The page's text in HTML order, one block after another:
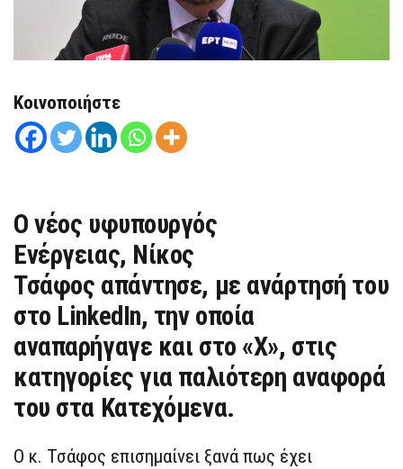
Κοινοποιήστε
Ο νέος υφυπουργός
Ενέργειας, Νίκος
Τσάφος απάντησε, με ανάρτησή του
στο LinkedIn, την οποία
αναπαρήγαγε και στο «X», στις
κατηγορίες για παλιότερη αναφορά
του στα Κατεχόμενα.
Ο κ. Τσάφος επισημαίνει ξανά πως έχει